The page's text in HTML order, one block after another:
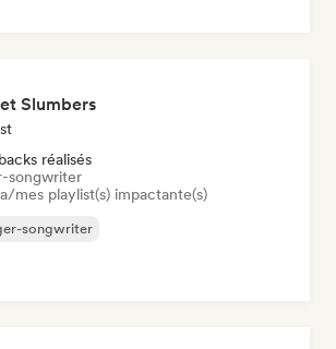
Slumbers
réalisés
songwriter
mes playlist(s) impactante(s)
songwriter